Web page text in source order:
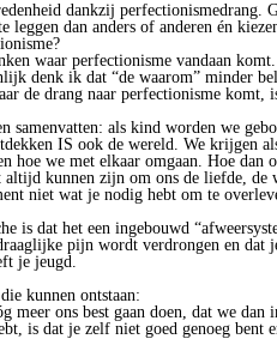
dankzij perfectionismedrang.
dan anders of anderen én
waar perfectionisme vandaan
denk ik dat “de waarom” minder
de drang naar perfectionisme komt,
samenvatten: als kind worden we
IS ook de wereld. We krijgen
hoe we met elkaar omgaan. Hoe dan
altijd kunnen zijn om ons de liefde,
niet wat je nodig hebt om te
is dat het een ingebouwd
pijn wordt verdrongen en
je jeugd.
kunnen ontstaan:
meer ons best gaan doen, dat we
is dat je zelf niet goed genoeg bent